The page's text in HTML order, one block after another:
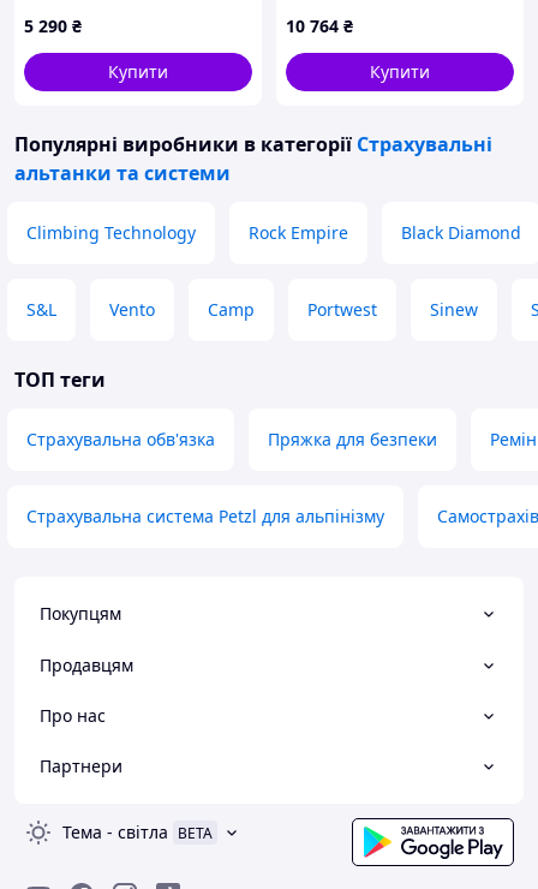
5 290 ₴
Купити
10 764 ₴
Купити
Популярні виробники в категорії Страхувальні
альтанки та системи
Climbing Technology Rock Empire Black Diamond
S&L Vento Camp Portwest Sinew
ТОП теги
Страхувальна обв'язка Пряжка для безпеки
Страхувальна система Petzl для альпінізму
Покупцям
Продавцям
Про нас
Партнери
Тема - світла BETA